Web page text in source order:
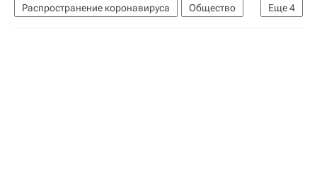
Еще4
Распространение коронавируса
Общество
Московская область (Подмосковье)